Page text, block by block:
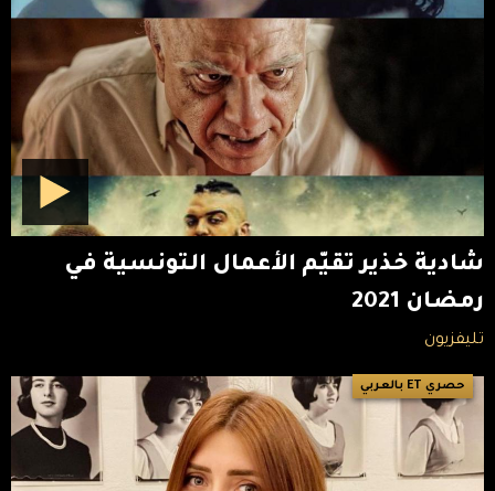
شادية خذير تقيّم الأعمال التونسية في
رمضان 2021
تليفزيون
حصري ET بالعربي